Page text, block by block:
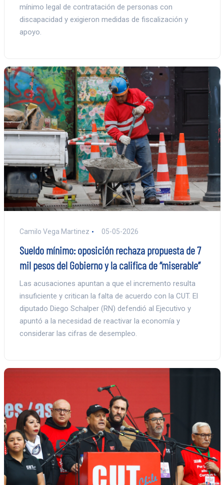
mínimo legal de contratación de personas con
discapacidad y exigieron medidas de fiscalización y
apoyo.
Camilo Vega Martinez 05-05-2026
Sueldo mínimo: oposición rechaza propuesta de 7
mil pesos del Gobierno y la califica de “miserable”
Las acusaciones apuntan a que el incremento resulta
insuficiente y critican la falta de acuerdo con la CUT. El
diputado Diego Schalper (RN) defendió al Ejecutivo y
apuntó a la necesidad de reactivar la economía y
considerar las cifras de desempleo.